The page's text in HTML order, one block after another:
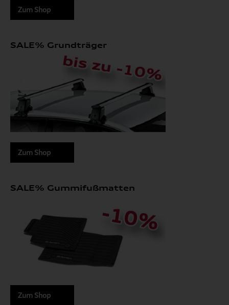
Zum Shop
SALE% Grundträger
Zum Shop
SALE% Gummifußmatten
Zum Shop